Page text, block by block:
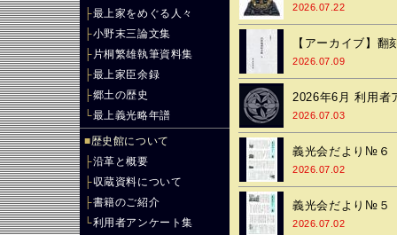
├最上家をめぐる人々
├小野末三論文集
├ 片桐繁雄執筆資料集
├最上家臣余録
├郷土の歴史
└最上義光略年譜
■歴史館について
├沿革と概要
├収蔵資料について
├書籍のご紹介
└利用者アンケート集
2026.07.22
【アーカイブ】
2026.07.09
2026年6月 利用者
2026.07.03
義光会だより№６
2026.07.02
義光会だより№５
2026.07.02